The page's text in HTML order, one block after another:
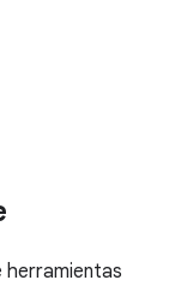
herramientas